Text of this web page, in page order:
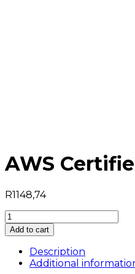
AWS
R1148,74
AWS
Certified
Solutions
Architect
quantity
Add to cart
Description
Additional